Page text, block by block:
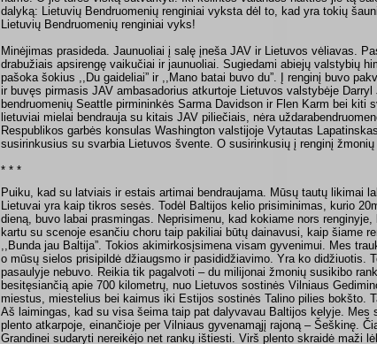
dalyką: Lietuvių Bendruomenių renginiai vyksta dėl to, kad yra tokių
Lietuvių Bendruomenių renginiai vyks!
Minėjimas prasideda. Jaunuoliai į salę įneša JAV ir Lietuvos vėliavas.
drabužiais apsirengę vaikučiai ir jaunuoliai. Sugiedami abiejų valstybių
pašoka šokius ,,Du gaideliai” ir ,,Mano batai buvo du”. Į renginį buvo
ir buvęs pirmasis JAV ambasadorius atkurtoje Lietuvos valstybėje
bendruomenių Seattle pirmininkės Sarma Davidson ir Flen Karm bei kiti
lietuviai mielai bendrauja su kitais JAV piliečiais, nėra
Respublikos garbės konsulas Washington valstijoje Vytautas
susirinkusius su svarbia Lietuvos švente. O susirinkusių į renginį
* * *
Puiku, kad su latviais ir estais artimai bendraujama. Mūsų tautų likimai
Lietuvai yra kaip tikros sesės. Todėl Baltijos kelio prisiminimas, kurio
dieną, buvo labai prasmingas. Neprisimenu, kad kokiame nors
kartu su scenoje esančiu choru taip pakiliai būtų dainavusi, kaip šiame
,,Bunda jau Baltija”. Tokios akimirkosįsimena visam gyvenimui. Mes
o mūsų sielos prisipildė džiaugsmo ir pasididžiavimo. Yra ko didžiuotis.
pasaulyje nebuvo. Reikia tik pagalvoti – du milijonai žmonių susikibo
besitęsiančią apie 700 kilometrų, nuo Lietuvos sostinės Vilniaus
miestus, miestelius bei kaimus iki Estijos sostinės Talino pilies bokšto.
Aš laimingas, kad su visa šeima taip pat dalyvavau Baltijos kelyje. Mes
plento atkarpoje, einančioje per Vilniaus gyvenamąjį rajoną – Šeškinę.
Grandinei sudaryti nereikėjo net rankų ištiesti. Virš plento skraidė maži